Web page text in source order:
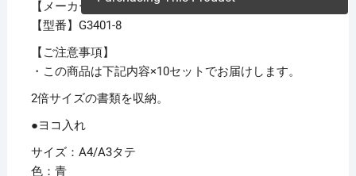
【メーカー名】リヒトラブ
【型番】G3401-8
【ご注意事項】
・この商品は下記内容×10セットでお届けします。
2倍サイズの書類を収納。
●ヨコ入れ
サイズ：A4/A3タテ
色：青